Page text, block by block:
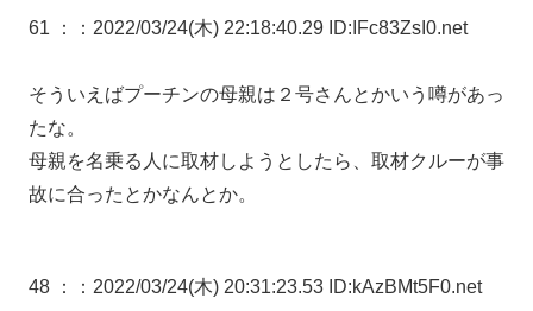
61 ： ：2022/03/24(木) 22:18:40.29 ID:IFc83ZsI0.net
そういえばプーチンの母親は２号さんとかいう噂があっ
たな。
母親を名乗る人に取材しようとしたら、取材クルーが事
故に合ったとかなんとか。
48 ： ：2022/03/24(木) 20:31:23.53 ID:kAzBMt5F0.net